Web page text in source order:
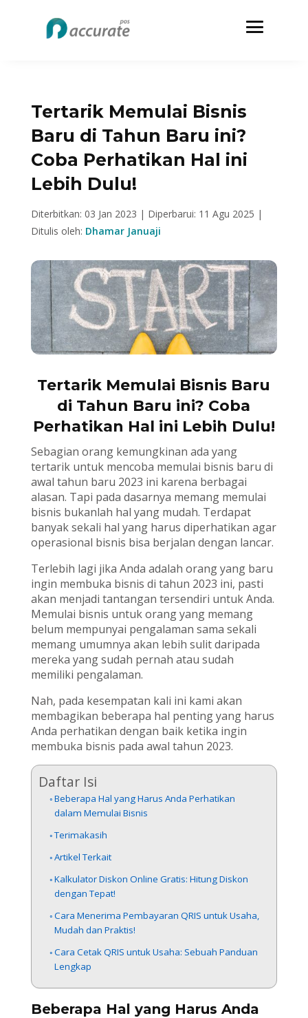
Tertarik Memulai Bisnis
Baru di Tahun Baru ini?
Coba Perhatikan Hal ini
Lebih Dulu!
Diterbitkan: 03 Jan 2023 | Diperbarui: 11 Agu 2025 |
Ditulis oleh: Dhamar Januaji
Tertarik Memulai Bisnis Baru
di Tahun Baru ini? Coba
Perhatikan Hal ini Lebih Dulu!
Sebagian orang kemungkinan ada yang
tertarik untuk mencoba memulai bisnis baru di
awal tahun baru 2023 ini karena berbagai
alasan. Tapi pada dasarnya memang memulai
bisnis bukanlah hal yang mudah. Terdapat
banyak sekali hal yang harus diperhatikan agar
operasional bisnis bisa berjalan dengan lancar.
Terlebih lagi jika Anda adalah orang yang baru
ingin membuka bisnis di tahun 2023 ini, pasti
akan menjadi tantangan tersendiri untuk Anda.
Memulai bisnis untuk orang yang memang
belum mempunyai pengalaman sama sekali
memang umumnya akan lebih sulit daripada
mereka yang sudah pernah atau sudah
memiliki pengalaman.
Nah, pada kesempatan kali ini kami akan
membagikan beberapa hal penting yang harus
Anda perhatikan dengan baik ketika ingin
membuka bisnis pada awal tahun 2023.
Daftar Isi
Beberapa Hal yang Harus Anda Perhatikan
dalam Memulai Bisnis
Terimakasih
Artikel Terkait
Kalkulator Diskon Online Gratis: Hitung Diskon
dengan Tepat!
Cara Menerima Pembayaran QRIS untuk Usaha,
Mudah dan Praktis!
Cara Cetak QRIS untuk Usaha: Sebuah Panduan
Lengkap
Beberapa Hal yang Harus Anda